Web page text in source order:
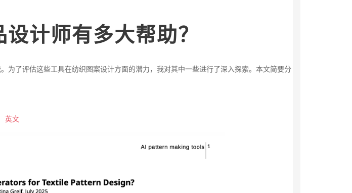
计师有多大帮助？
了评估这些工具在纺织图案设计方面的潜力，我对其中一些进行了深入探索。本文简要分
英文